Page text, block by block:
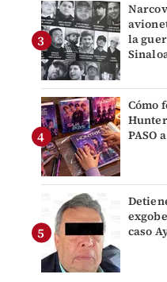
la
Cómo
PASO
caso